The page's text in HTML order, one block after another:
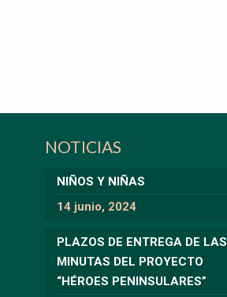
NOTICIAS
NIÑOS Y NIÑAS
14 junio, 2024
PLAZOS DE ENTREGA DE LAS
MINUTAS DEL PROYECTO
“HÉROES PENINSULARES”